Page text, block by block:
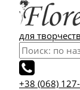
для
+38 (068)